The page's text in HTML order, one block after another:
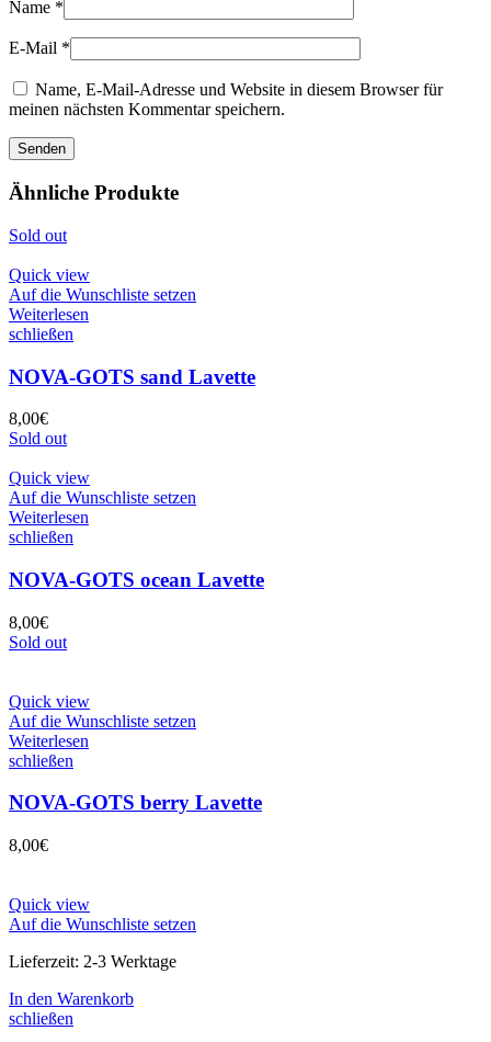
Name *
E-Mail *
Name, E-Mail-Adresse und Website in diesem Browser für
meinen nächsten Kommentar speichern.
Ähnliche Produkte
Sold out
Quick view
Auf die Wunschliste setzen
Weiterlesen
schließen
NOVA-GOTS sand Lavette
8,00€
Sold out
Quick view
Auf die Wunschliste setzen
Weiterlesen
schließen
NOVA-GOTS ocean Lavette
8,00€
Sold out
Quick view
Auf die Wunschliste setzen
Weiterlesen
schließen
NOVA-GOTS berry Lavette
8,00€
Quick view
Auf die Wunschliste setzen
Lieferzeit: 2-3 Werktage
In den Warenkorb
schließen